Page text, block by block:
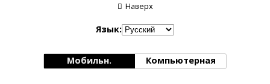
Наверх
Язык:
Мобильн. Компьютерная